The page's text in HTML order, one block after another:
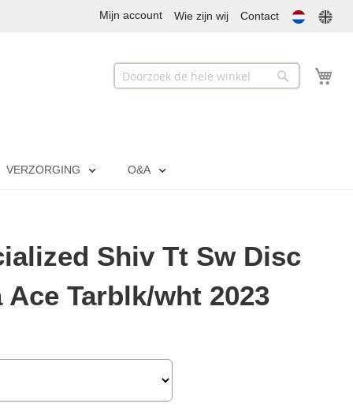
Mijn account Wie zijn wij Contact
Zoek
VERZORGING O&A
Shiv Tt Sw Disc
Ace Tarblk/wht 2023